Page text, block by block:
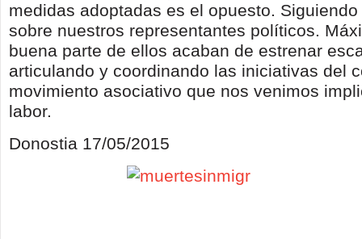
medidas adoptadas es el opuesto.
sobre nuestros representantes políticos.
buena parte de ellos acaban de estrenar
articulando y coordinando las iniciativas del
movimiento asociativo que nos venimos
labor.
Donostia 17/05/2015